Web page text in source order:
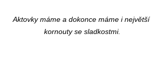
Aktovky máme a dokonce máme i největší
kornouty se sladkostmi.